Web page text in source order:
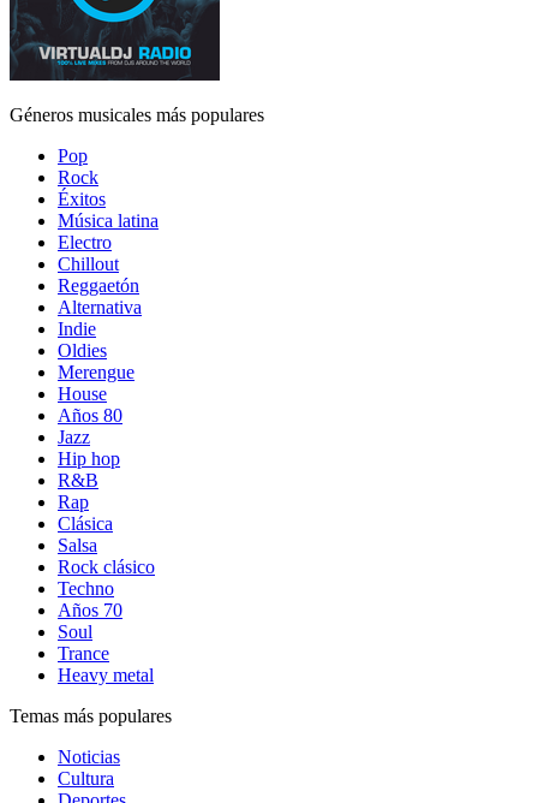
Géneros musicales más populares
Pop
Rock
Éxitos
Música latina
Electro
Chillout
Reggaetón
Alternativa
Indie
Oldies
Merengue
House
Años 80
Jazz
Hip hop
R&B
Rap
Clásica
Salsa
Rock clásico
Techno
Años 70
Soul
Trance
Heavy metal
Temas más populares
Noticias
Cultura